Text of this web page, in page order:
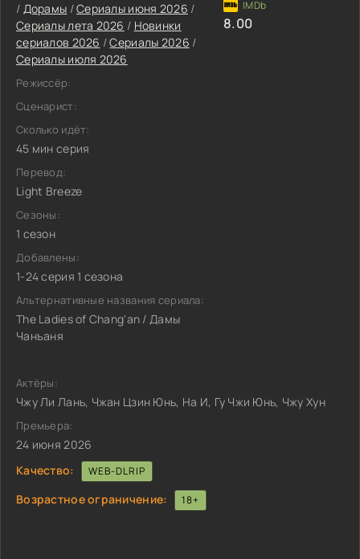
/ Дорамы /Сериалы июня 2026 /
Сериалы лета 2026 / Новинки
сериалов 2026 /Сериалы 2026 /
Сериалы июля 2026
Режиссёр:
Сценарист:
Сколько идёт:
45 мин серия
Перевод:
Light Breeze
Сезоны:
1 сезон
Добавлены:
1-24 серия 1 сезона
Альтернативные названия сериала:
The Ladies of Chang'an / Дамы
Чанъаня
8.00
Актёры:
Чжу Ли Лань, Чжан Цзин Юнь, На И, Гу Чжи Юнь, Чжу Хун
Премьера:
24 июня 2026
Качество:
WEB-DLRIP
Возрастное ограничение: 18+